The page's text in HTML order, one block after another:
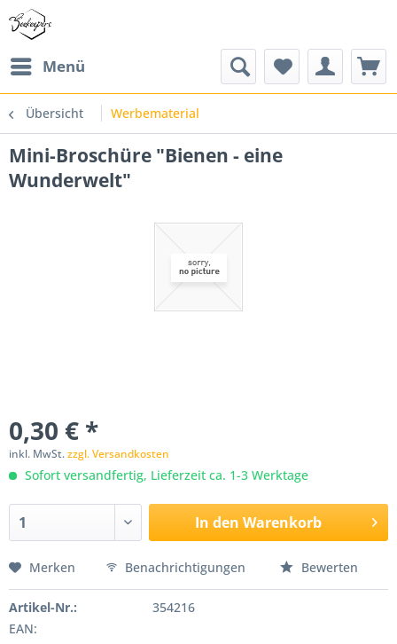
Menü
Übersicht Werbematerial
Mini-Broschüre "Bienen - eine
Wunderwelt"
0,30 € *
inkl. MwSt.zzgl. Versandkosten
Sofort versandfertig, Lieferzeit ca. 1-3 Werktage
In den Warenkorb
Merken Benachrichtigungen Bewerten
Artikel-Nr.:
354216
EAN: